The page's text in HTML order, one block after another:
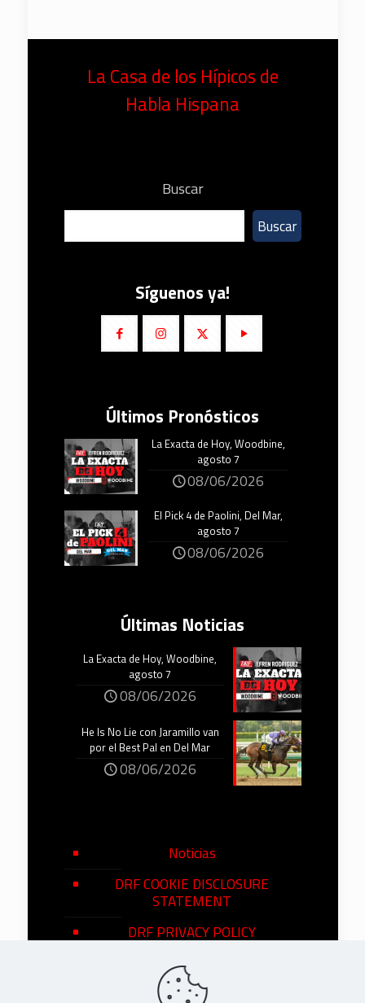
La Casa de los Hípicos de
Habla Hispana
Buscar
Buscar
Síguenos ya!
Últimos Pronósticos
La Exacta de Hoy, Woodbine,
agosto 7
08/06/2026
El Pick 4 de Paolini, Del Mar,
agosto 7
08/06/2026
Últimas Noticias
La Exacta de Hoy, Woodbine,
agosto 7
08/06/2026
He Is No Lie con Jaramillo van
por el Best Pal en Del Mar
08/06/2026
Noticias
DRF COOKIE DISCLOSURE
STATEMENT
DRF PRIVACY POLICY